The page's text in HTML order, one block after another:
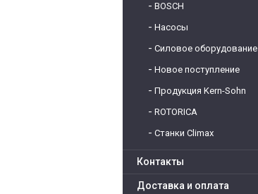
BOSCH
Насосы
Силовое оборудование
Новое поступление
Продукция Kern-Sohn
ROTORICA
Станки Climax
Контакты
Доставка и оплата